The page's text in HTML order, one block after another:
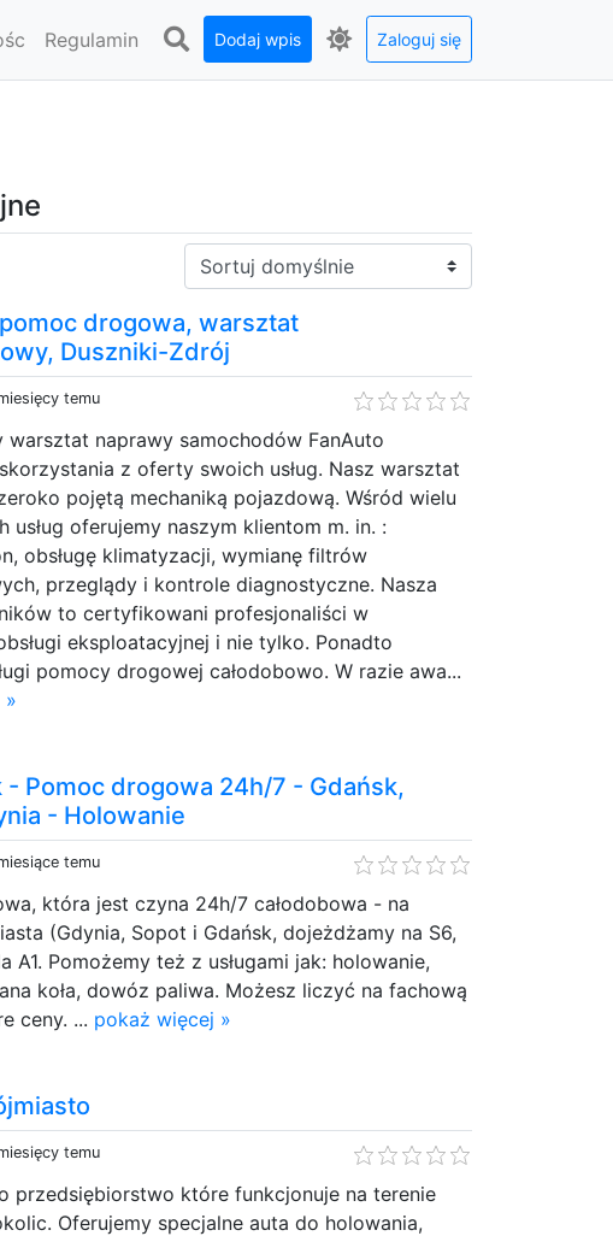
Regulamin Dodaj wpis Zaloguj się
Sortuj:
drogowa, warsztat
Duszniki-Zdrój
temu
warsztat naprawy samochodów FanAuto
z oferty swoich usług. Nasz warsztat
pojętą mechaniką pojazdową. Wśród wielu
usług oferujemy naszym klientom m. in. :
obsługę klimatyzacji, wymianę filtrów
przeglądy i kontrole diagnostyczne. Nasza
to certyfikowani profesjonaliści w
eksploatacyjnej i nie tylko. Ponadto
pomocy drogowej całodobowo. W razie awa...
»
- Pomoc drogowa 24h/7 - Gdańsk,
- Holowanie
temu
która jest czyna 24h/7 całodobowa - na
(Gdynia, Sopot i Gdańsk, dojeżdżamy na S6,
A1. Pomożemy też z usługami jak: holowanie,
koła, dowóz paliwa. Możesz liczyć na fachową
ceny. ... pokaż więcej »
temu
przedsiębiorstwo które funkcjonuje na terenie
Oferujemy specjalne auta do holowania,